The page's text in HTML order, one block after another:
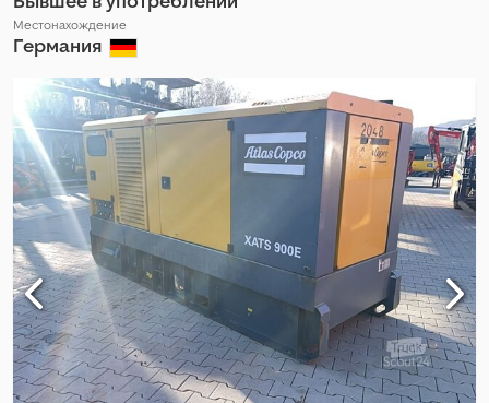
Местонахождение
Германия